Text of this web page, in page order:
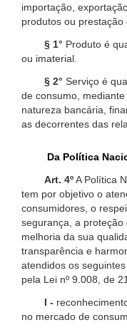
importação,
produtos ou prestação
§ 1° Produto é
ou imaterial.
§ 2° Serviço é
de consumo,
natureza bancária,
as decorrentes das
Da Política
Art. 4ºA Política
tem por objetivo o
consumidores, o
segurança, a
melhoria da sua
transparência e
atendidos os
pela Lei nº 9.008, de
I -
no mercado de